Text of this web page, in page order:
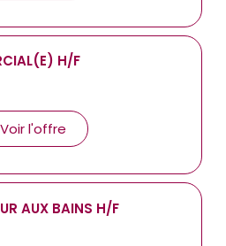
H/F
Voir l'offre
AUX BAINS H/F